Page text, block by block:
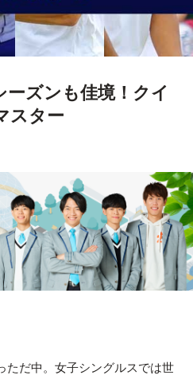
ーズンも佳境！クイ
スター
ただ中。女子シングルスでは世